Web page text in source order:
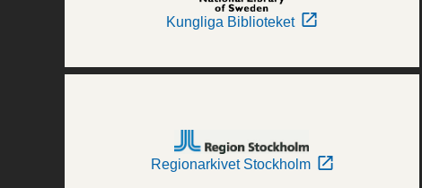
Kungliga Biblioteket
Regionarkivet Stockholm